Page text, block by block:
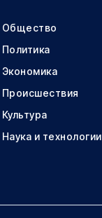
Общество
Политика
Экономика
Происшествия
Культура
Наука и технологии